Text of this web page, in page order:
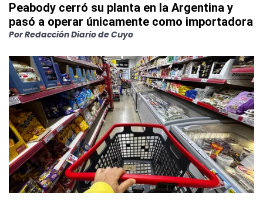
Peabody cerró su planta en la Argentina y
pasó a operar únicamente como importadora
PorRedacción Diario de Cuyo